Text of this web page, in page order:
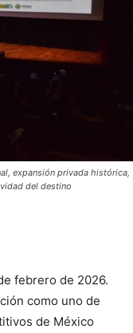
expansión privada histórica,
del destino
febrero de 2026.
como uno de
de México